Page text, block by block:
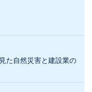
た自然災害と建設業の